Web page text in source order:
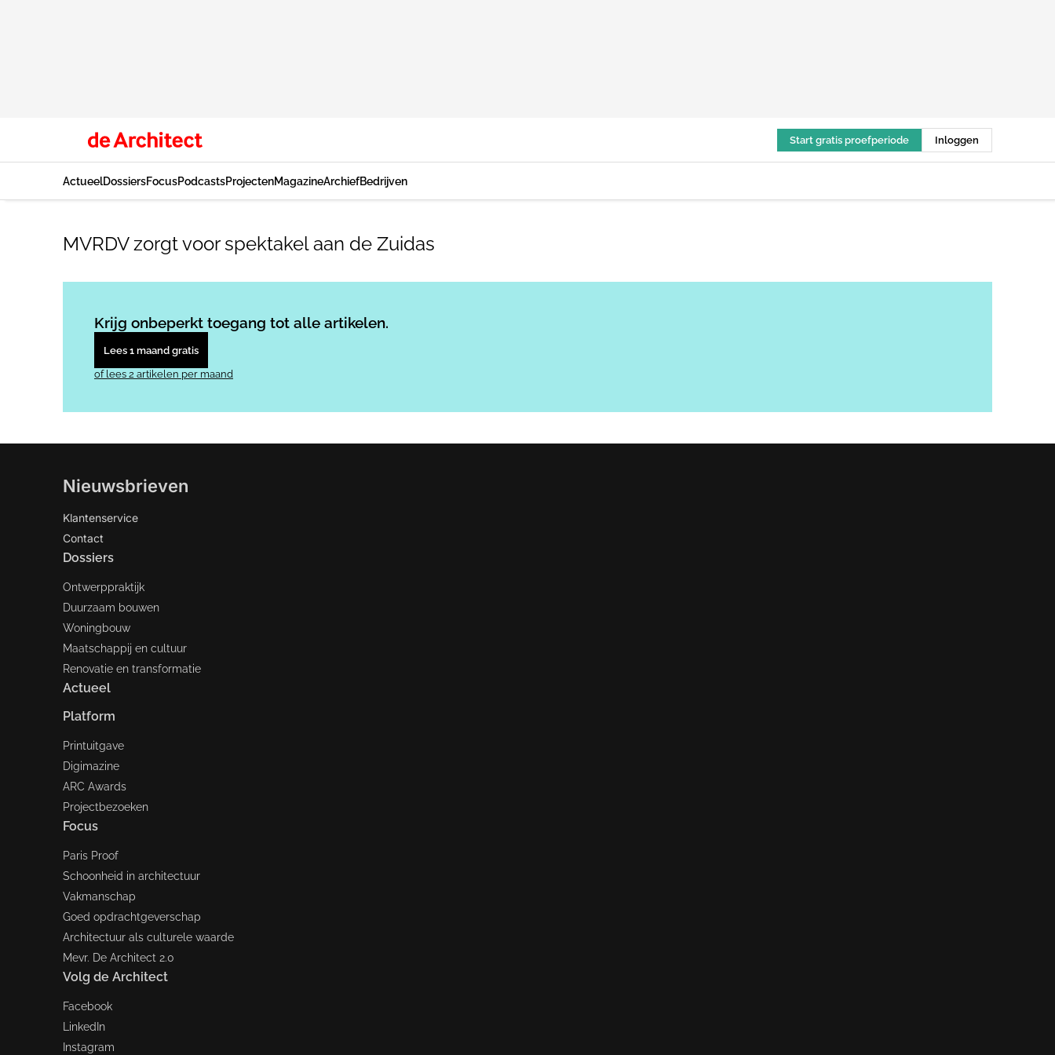
Start gratis proefperiode Inloggen
ActueelDossiersFocusPodcastsProjectenMagazineArchiefBedrijven
MVRDV zorgt voor spektakel aan de Zuidas
Krijg onbeperkt toegang tot alle artikelen.
Lees 1 maand gratis
of lees 2 artikelen per maand
Nieuwsbrieven
Klantenservice
Contact
Dossiers
Ontwerppraktijk
Duurzaam bouwen
Woningbouw
Maatschappij en cultuur
Renovatie en transformatie
Actueel
Platform
Printuitgave
Digimazine
ARC Awards
Projectbezoeken
Focus
Paris Proof
Schoonheid in architectuur
Vakmanschap
Goed opdrachtgeverschap
Architectuur als culturele waarde
Mevr. De Architect 2.0
Volg de Architect
Facebook
LinkedIn
Instagram